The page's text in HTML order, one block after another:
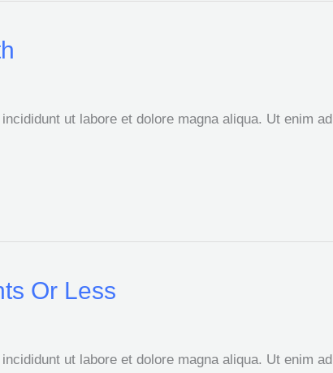
ut labore et dolore magna aliqua. Ut enim ad
Or Less
ut labore et dolore magna aliqua. Ut enim ad